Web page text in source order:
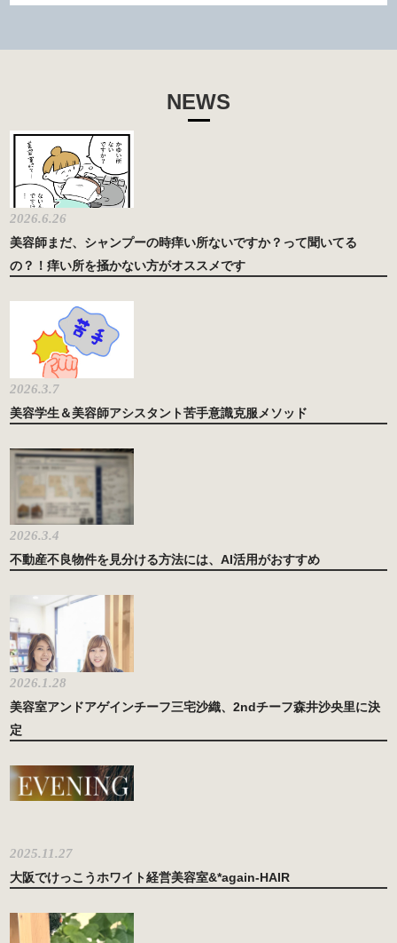
NEWS
2026.6.26
美容師まだ、シャンプーの時痒い所ないですか？って聞いてる
の？！痒い所を掻かない方がオススメです
2026.3.7
美容学生＆美容師アシスタント苦手意識克服メソッド
2026.3.4
不動産不良物件を見分ける方法には、AI活用がおすすめ
2026.1.28
美容室アンドアゲインチーフ三宅沙織、2ndチーフ森井沙央里に決
定
2025.11.27
大阪でけっこうホワイト経営美容室&*again-HAIR